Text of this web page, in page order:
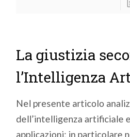
La giustizia
l’Intelligenza
Nel presente articolo
dell’intelligenza artificiale
applicazioni: in particolare